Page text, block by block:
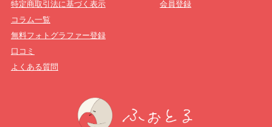
特定商取引法に基づく表示
会員登録
コラム一覧
無料フォトグラファー登録
口コミ
よくある質問